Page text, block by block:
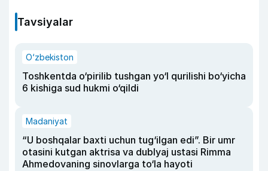
Tavsiyalar
O‘zbekiston
Toshkentda o‘pirilib tushgan yo‘l qurilishi bo‘yicha
6 kishiga sud hukmi o‘qildi
Madaniyat
“U boshqalar baxti uchun tug‘ilgan edi”. Bir umr
otasini kutgan aktrisa va dublyaj ustasi Rimma
Ahmedovaning sinovlarga to‘la hayoti